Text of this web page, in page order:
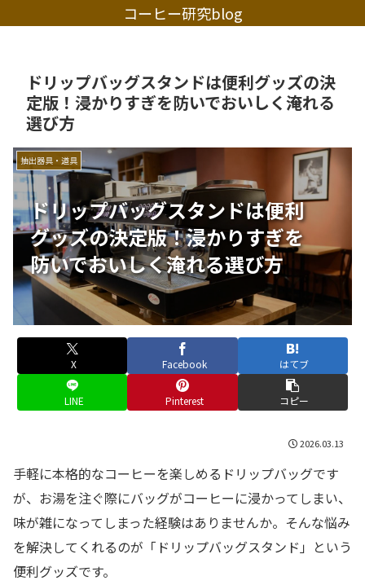
コーヒー研究blog
ドリップバッグスタンドは便利グッズの決
定版！浸かりすぎを防いでおいしく淹れる
選び方
ドリップバッグスタンドは便利
グッズの決定版！浸かりすぎを
防いでおいしく淹れる選び方
抽出器具・道具
X Facebook はてブ
LINE Pinterest コピー
2026.03.13
手軽に本格的なコーヒーを楽しめるドリップバッグです
が、お湯を注ぐ際にバッグがコーヒーに浸かってしまい、
味が雑になってしまった経験はありませんか。そんな悩み
を解決してくれるのが「ドリップバッグスタンド」という
便利グッズです。